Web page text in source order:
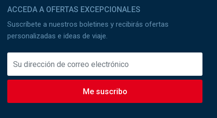
ACCEDA A OFERTAS EXCEPCIONALES
Suscríbete a nuestros boletines y recibirás ofertas
personalizadas e ideas de viaje.
Me suscribo